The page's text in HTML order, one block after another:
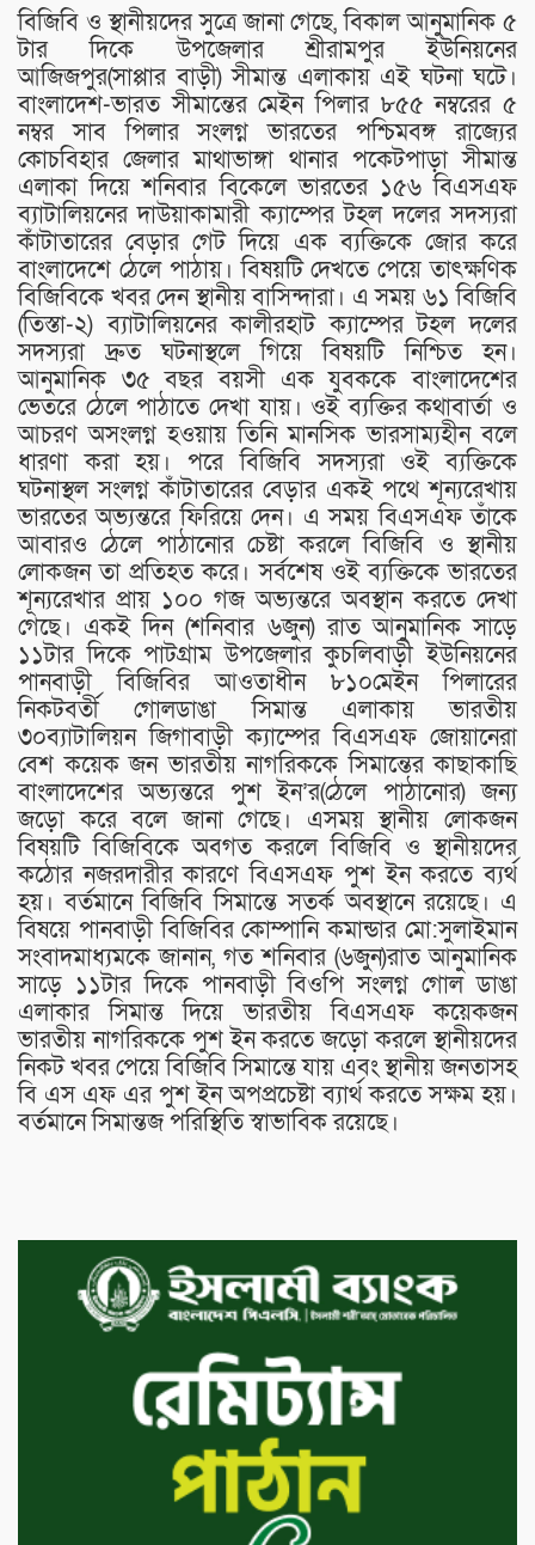
বিজিবি ও স্থানীয়দের সুত্রে জানা গেছে, বিকাল আনুমানিক ৫
টার দিকে উপজেলার শ্রীরামপুর ইউনিয়নের
আজিজপুর(সাপ্পার বাড়ী) সীমান্ত এলাকায় এই ঘটনা ঘটে।
বাংলাদেশ-ভারত সীমান্তের মেইন পিলার ৮৫৫ নম্বরের ৫
নম্বর সাব পিলার সংলগ্ন ভারতের পশ্চিমবঙ্গ রাজ্যের
কোচবিহার জেলার মাথাভাঙ্গা থানার পকেটপাড়া সীমান্ত
এলাকা দিয়ে শনিবার বিকেলে ভারতের ১৫৬ বিএসএফ
ব্যাটালিয়নের দাউয়াকামারী ক্যাম্পের টহল দলের সদস্যরা
কাঁটাতারের বেড়ার গেট দিয়ে এক ব্যক্তিকে জোর করে
বাংলাদেশে ঠেলে পাঠায়। বিষয়টি দেখতে পেয়ে তাৎক্ষণিক
বিজিবিকে খবর দেন স্থানীয় বাসিন্দারা। এ সময় ৬১ বিজিবি
(তিস্তা-২) ব্যাটালিয়নের কালীরহাট ক্যাম্পের টহল দলের
সদস্যরা দ্রুত ঘটনাস্থলে গিয়ে বিষয়টি নিশ্চিত হন।
আনুমানিক ৩৫ বছর বয়সী এক যুবককে বাংলাদেশের
ভেতরে ঠেলে পাঠাতে দেখা যায়। ওই ব্যক্তির কথাবার্তা ও
আচরণ অসংলগ্ন হওয়ায় তিনি মানসিক ভারসাম্যহীন বলে
ধারণা করা হয়। পরে বিজিবি সদস্যরা ওই ব্যক্তিকে
ঘটনাস্থল সংলগ্ন কাঁটাতারের বেড়ার একই পথে শূন্যরেখায়
ভারতের অভ্যন্তরে ফিরিয়ে দেন। এ সময় বিএসএফ তাঁকে
আবারও ঠেলে পাঠানোর চেষ্টা করলে বিজিবি ও স্থানীয়
লোকজন তা প্রতিহত করে। সর্বশেষ ওই ব্যক্তিকে ভারতের
শূন্যরেখার প্রায় ১০০ গজ অভ্যন্তরে অবস্থান করতে দেখা
গেছে। একই দিন (শনিবার ৬জুন) রাত আনুমানিক সাড়ে
১১টার দিকে পাটগ্রাম উপজেলার কুচলিবাড়ী ইউনিয়নের
পানবাড়ী বিজিবির আওতাধীন ৮১০মেইন পিলারের
নিকটবর্তী গোলডাঙা সিমান্ত এলাকায় ভারতীয়
৩০ব্যাটালিয়ন জিগাবাড়ী ক্যাম্পের বিএসএফ জোয়ানেরা
বেশ কয়েক জন ভারতীয় নাগরিককে সিমান্তের কাছাকাছি
বাংলাদেশের অভ্যন্তরে পুশ ইন’র(ঠেলে পাঠানোর) জন্য
জড়ো করে বলে জানা গেছে। এসময় স্থানীয় লোকজন
বিষয়টি বিজিবিকে অবগত করলে বিজিবি ও স্থানীয়দের
কঠোর নজরদারীর কারণে বিএসএফ পুশ ইন করতে ব্যর্থ
হয়। বর্তমানে বিজিবি সিমান্তে সতর্ক অবস্থানে রয়েছে। এ
বিষয়ে পানবাড়ী বিজিবির কোম্পানি কমান্ডার মো:সুলাইমান
সংবাদমাধ্যমকে জানান, গত শনিবার (৬জুন)রাত আনুমানিক
সাড়ে ১১টার দিকে পানবাড়ী বিওপি সংলগ্ন গোল ডাঙা
এলাকার সিমান্ত দিয়ে ভারতীয় বিএসএফ কয়েকজন
ভারতীয় নাগরিককে পুশ ইন করতে জড়ো করলে স্থানীয়দের
নিকট খবর পেয়ে বিজিবি সিমান্তে যায় এবং স্থানীয় জনতাসহ
বি এস এফ এর পুশ ইন অপপ্রচেষ্টা ব্যার্থ করতে সক্ষম হয়।
বর্তমানে সিমান্তজ পরিস্থিতি স্বাভাবিক রয়েছে।